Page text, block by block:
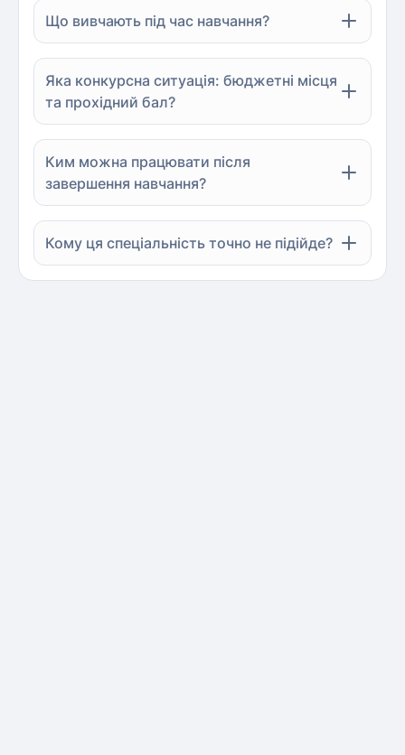
Що вивчають під час навчання?
Яка конкурсна ситуація: бюджетні місця
та прохідний бал?
Ким можна працювати після
завершення навчання?
Кому ця спеціальність точно не підійде?